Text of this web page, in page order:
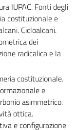
IUPAC. Fonti degli
costituzionale e
Cicloalcani.
dei
radicalica e la
costituzionale.
e
asimmetrico.
ottica.
e configurazione